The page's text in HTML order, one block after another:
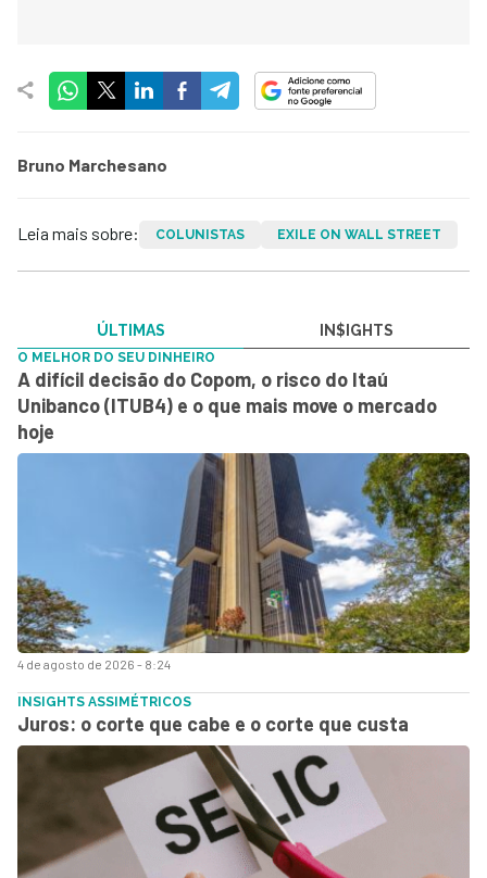
Bruno Marchesano
Leia mais sobre: COLUNISTAS EXILE ON WALL STREET
ÚLTIMAS IN$IGHTS
4 de agosto de 2026 - 8:24
O MELHOR DO SEU DINHEIRO
A difícil decisão do Copom, o risco do Itaú
Unibanco (ITUB4) e o que mais move o mercado
hoje
INSIGHTS ASSIMÉTRICOS
Juros: o corte que cabe e o corte que custa